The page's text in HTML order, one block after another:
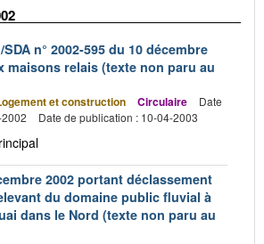
n° 2002-595 du 10 décembre
maisons relais (texte non paru au
et construction Circulaire
Date
Date de publication : 10-04-2003
2002 portant déclassement
du domaine public fluvial à
dans le Nord (texte non paru au